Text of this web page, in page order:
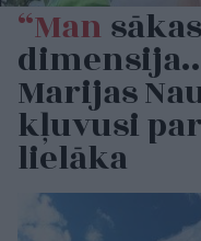
“Man
Marijas
kļuvusi
lielāka